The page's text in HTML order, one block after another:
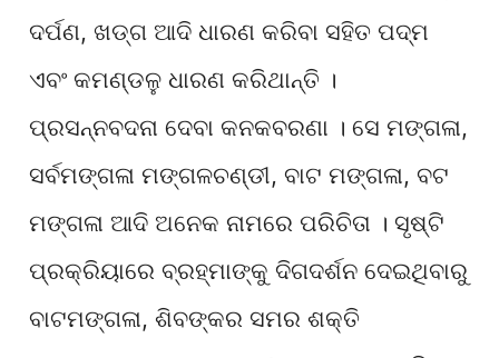
ଦର୍ପଣ, ଖଡ୍ଗ ଆଦି ଧାରଣ କରିବା ସହିତ ପଦ୍ମ
ଏବଂ କମଣ୍ଡଳୁ ଧାରଣ କରିଥାନ୍ତି ।
ପ୍ରସନ୍ନବଦନା ଦେବା କନକବରଣା । ସେ ମଙ୍ଗଳା,
ସର୍ବମଙ୍ଗଳା ମଙ୍ଗଳଚଣ୍ଡୀ, ବାଟ ମଙ୍ଗଳା, ବଟ
ମଙ୍ଗଳା ଆଦି ଅନେକ ନାମରେ ପରିଚିତା । ସୃଷ୍ଟି
ପ୍ରକ୍ରିୟାରେ ବ୍ରହ୍ମାଙ୍କୁ ଦିଗଦର୍ଶନ ଦେଇଥିବାରୁ
ବାଟମଙ୍ଗଳା, ଶିବଙ୍କର ସମର ଶକ୍ତି